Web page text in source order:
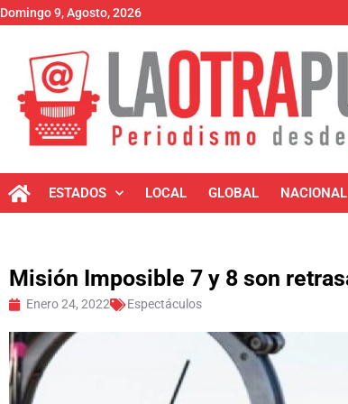
Domingo 9, Agosto, 2026
ESTADOS LOCAL GLOBAL NACIONAL
Misión Imposible 7 y 8 son
Enero 24, 2022 Espectáculos